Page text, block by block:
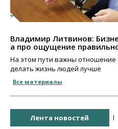
Владимир Литвинов:
а про ощущение
На этом пути важны отношение
делать жизнь людей лучше
Все материалы
Лента новостей